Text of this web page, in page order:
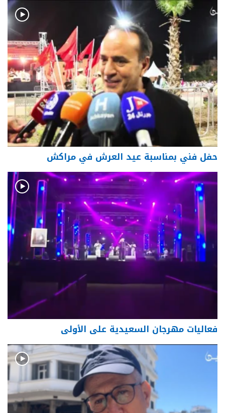
حفل فني بمناسبة عيد العرش في مراكش
فعاليات مهرجان السعيدية على الأولى